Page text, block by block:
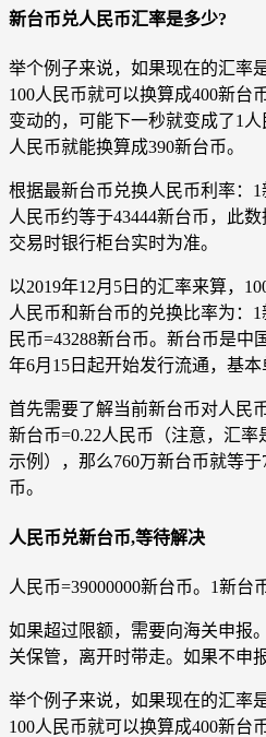
新台币兑人民币汇率是多少?
举个例子来说，如果现在的汇率
100人民币就可以换算成400新台
变动的，可能下一秒就变成了1
人民币就能换算成390新台币。
根据最新台币兑换人民币利率：
人民币约等于43444新台币，此
交易时银行柜台实时为准。
以2019年12月5日的汇率来算，
人民币和新台币的兑换比率为：
民币=43288新台币。新台币是中
年6月15日起开始发行流通，基本
首先需要了解当前新台币对人民
新台币=0.22人民币（注意，汇
示例），那么760万新台币就等于
币。
人民币兑新台币,等待解决
人民币=39000000新台币。1新台
如果超过限额，需要向海关申报
关保管，离开时带走。如果不申
举个例子来说，如果现在的汇率
100人民币就可以换算成400新台